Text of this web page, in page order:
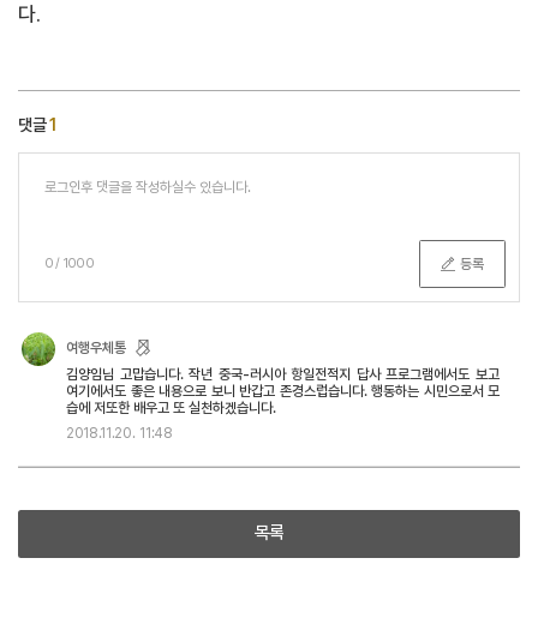
다.
댓글1
0/ 1000 등록
여행우체통
김양임님 고맙습니다. 작년 중국-러시아 항일전적지 답사 프로그램에서도 보고
여기에서도 좋은 내용으로 보니 반갑고 존경스럽습니다. 행동하는 시민으로서 모
습에 저또한 배우고 또 실천하겠습니다.
2018.11.20. 11:48
목록